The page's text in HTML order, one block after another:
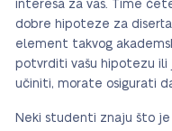
interesa za vas. Time
dobre hipoteze za
element takvog
potvrditi vašu hipotezu ili
učiniti, morate osigurati
Neki studenti znaju što